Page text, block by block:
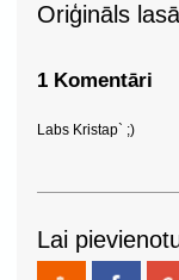
Oriģināls
1 Komentāri
Labs Kristap` ;)
Lai